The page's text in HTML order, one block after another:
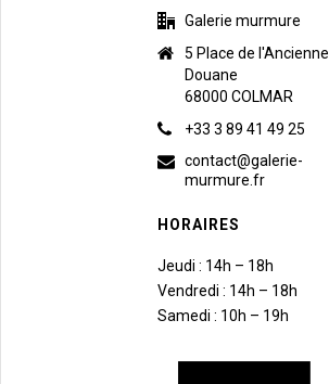
Galerie murmure
5 Place de l'Ancienne
Douane
68000 COLMAR
+33 3 89 41 49 25
contact@galerie-
murmure.fr
HORAIRES
Jeudi : 14h – 18h
Vendredi : 14h – 18h
Samedi : 10h – 19h